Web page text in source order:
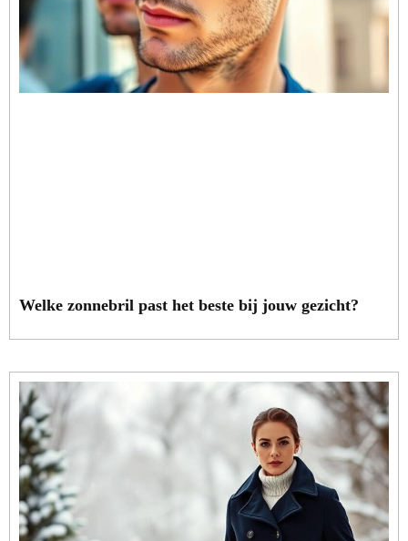
Welke zonnebril past het beste bij jouw gezicht?